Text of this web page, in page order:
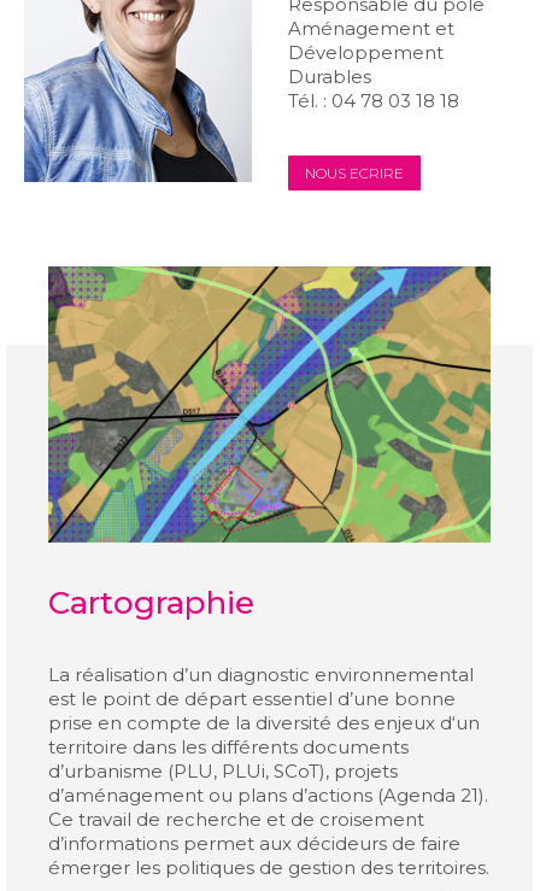
Aménagement et
Développement
Durables
Tél. : 04 78 03 18 18
NOUS ECRIRE
Cartographie
La réalisation d’un diagnostic environnemental
est le point de départ essentiel d’une bonne
prise en compte de la diversité des enjeux d‘un
territoire dans les différents documents
d’urbanisme (PLU, PLUi, SCoT), projets
d’aménagement ou plans d’actions (Agenda 21).
Ce travail de recherche et de croisement
d’informations permet aux décideurs de faire
émerger les politiques de gestion des territoires.